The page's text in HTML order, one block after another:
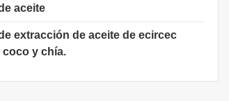
aceite
extracción de aceite de ecircec
coco y chía.